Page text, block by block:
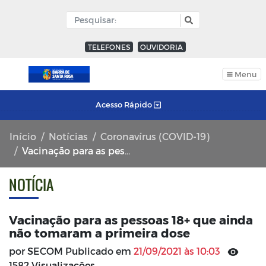
TELEFONES OUVIDORIA
Menu
Acesso Rápido
Início Notícias
Coronavírus (COVID-19)
Vacinação para as pessoas 18+ que ainda não tomaram a primeira dose
NOTÍCIA
Vacinação para as pessoas 18+ que ainda
não tomaram a primeira dose
por SECOM Publicado em 21/09/2021 às 10:03